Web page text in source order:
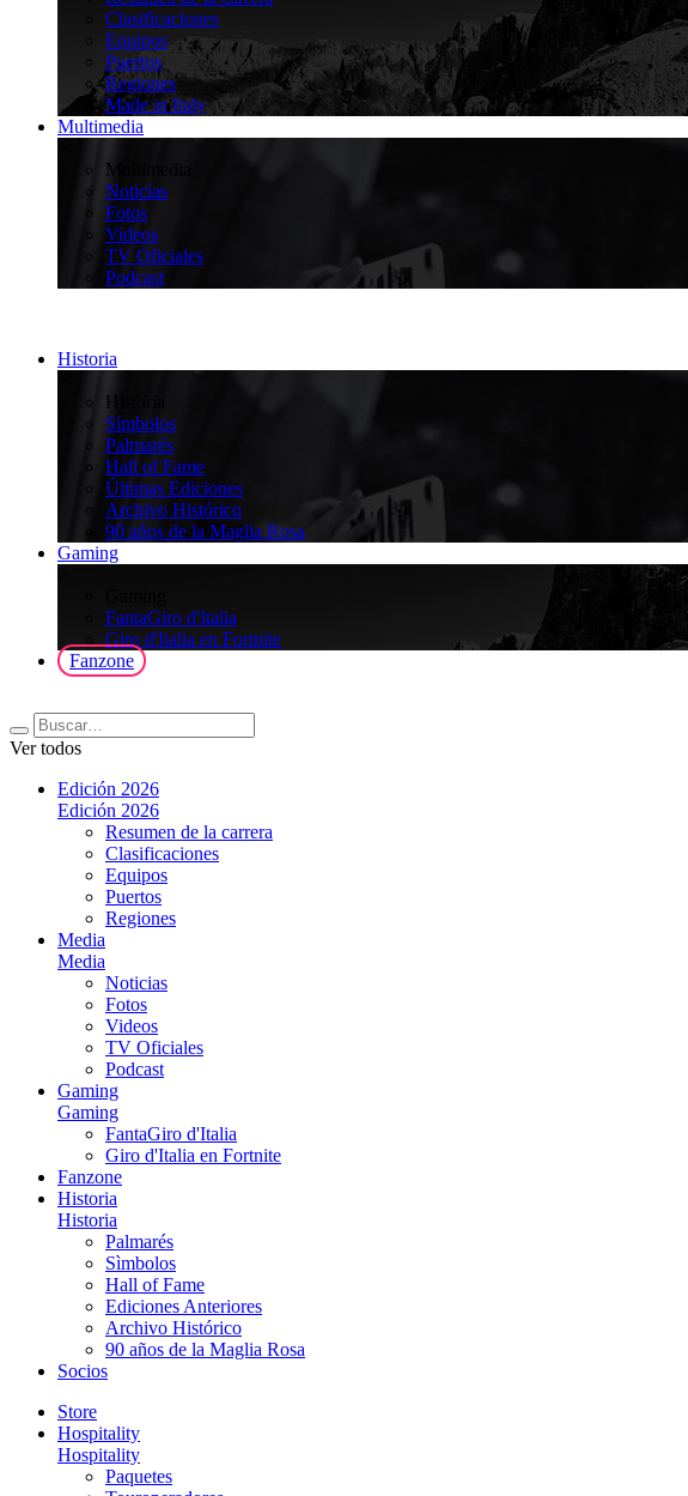
Clasificaciones
Equipos
Puertos
Regiones
Made in Italy
Multimedia
Multimedia
Noticias
Fotos
Videos
TV Oficiales
Podcast
Historia
Historia
Símbolos
Palmarés
Hall of Fame
Últimas Ediciones
Archivo Histórico
90 años de la Maglia Rosa
Gaming
FantaGiro d'Italia
Giro d'Italia en Fortnite
Fanzone
Ver todos
Edición 2026
Edición 2026
Resumen de la carrera
Clasificaciones
Equipos
Puertos
Regiones
Media
Media
Noticias
Fotos
Videos
TV Oficiales
Podcast
Gaming
Gaming
FantaGiro d'Italia
Giro d'Italia en Fortnite
Fanzone
Historia
Historia
Palmarés
Sìmbolos
Hall of Fame
Ediciones Anteriores
Archivo Histórico
90 años de la Maglia Rosa
Socios
Store
Hospitality
Hospitality
Paquetes